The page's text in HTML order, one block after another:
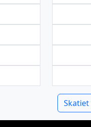
Skatiet